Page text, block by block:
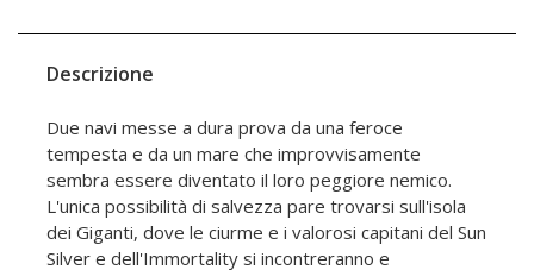
Descrizione
Due navi messe a dura prova da una feroce
tempesta e da un mare che improvvisamente
sembra essere diventato il loro peggiore nemico.
L'unica possibilità di salvezza pare trovarsi sull'isola
dei Giganti, dove le ciurme e i valorosi capitani del Sun
Silver e dell'Immortality si incontreranno e